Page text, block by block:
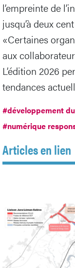
l’empreinte de
jusqu’à deux
«Certaines
aux
L’édition 2026
tendances
#développement
#numérique
Articles en lien